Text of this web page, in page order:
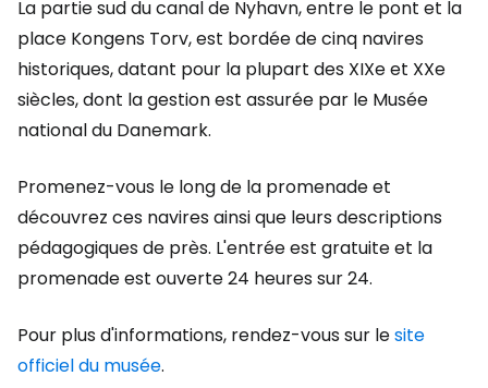
La partie sud du canal de Nyhavn, entre le pont et la
place Kongens Torv, est bordée de cinq navires
historiques, datant pour la plupart des XIXe et XXe
siècles, dont la gestion est assurée par le Musée
national du Danemark.
Promenez-vous le long de la promenade et
découvrez ces navires ainsi que leurs descriptions
pédagogiques de près. L'entrée est gratuite et la
promenade est ouverte 24 heures sur 24.
Pour plus d'informations, rendez-vous sur lesite
officiel du musée.